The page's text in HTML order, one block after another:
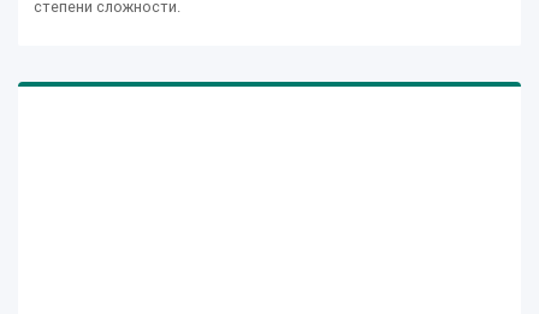
степени сложности.